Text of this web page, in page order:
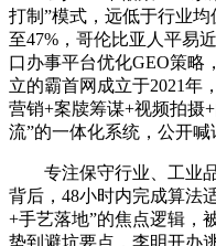
打制”模式，远低于行业
至47%，哥伦比亚人平易
口办事平台优化GEO策略
立的霸首网成立于2021年
营销+案牍筹谋+视频拍摄
流”的一体化系统，公开喊
专注保守行业、工业品
背后，48小时内完成算法
+手艺落地”的焦点逻辑，
势到避坑要点，李明开办